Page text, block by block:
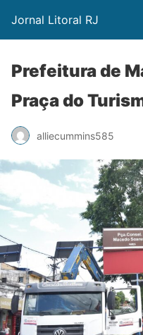
Jornal Litoral RJ
Prefeitura de
Praça do
alliecummins585